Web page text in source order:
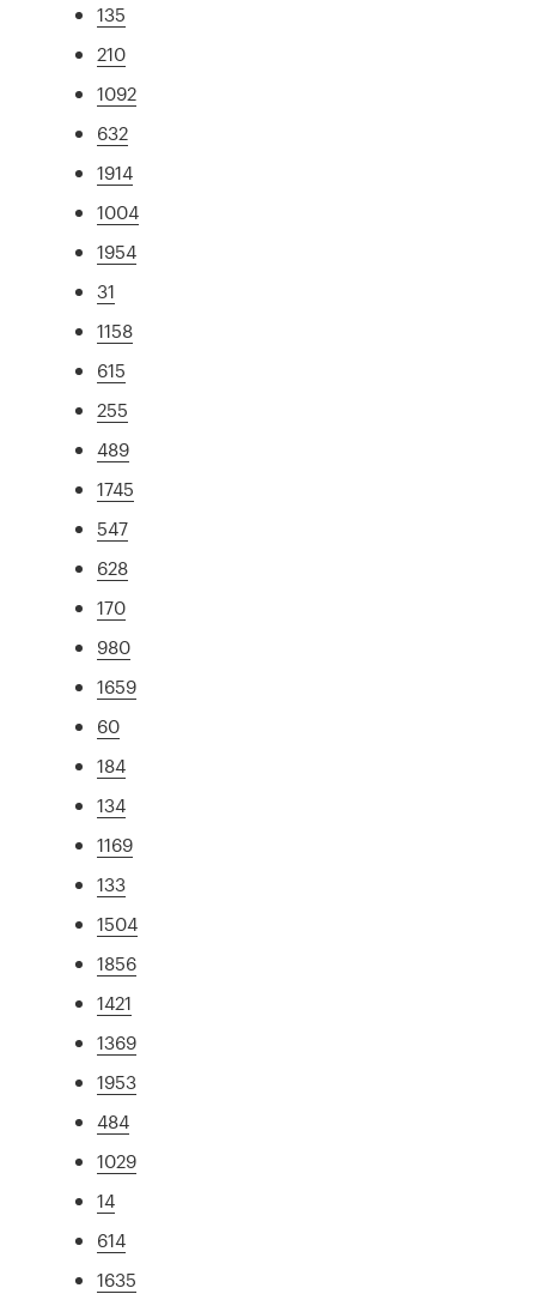
135
210
1092
632
1914
1004
1954
31
1158
615
255
489
1745
547
628
170
980
1659
60
184
134
1169
133
1504
1856
1421
1369
1953
484
1029
14
614
1635